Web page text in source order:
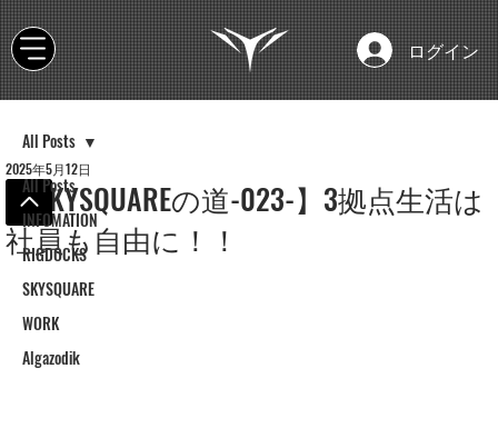
ログイン
All Posts
INFOMATION
RIGDOCKS
SKYSQUARE
WORK
Algazodik
All Posts
【SKYSQUAREの道-023-】3拠点生活は
社員も自由に！！
2025年5月12日